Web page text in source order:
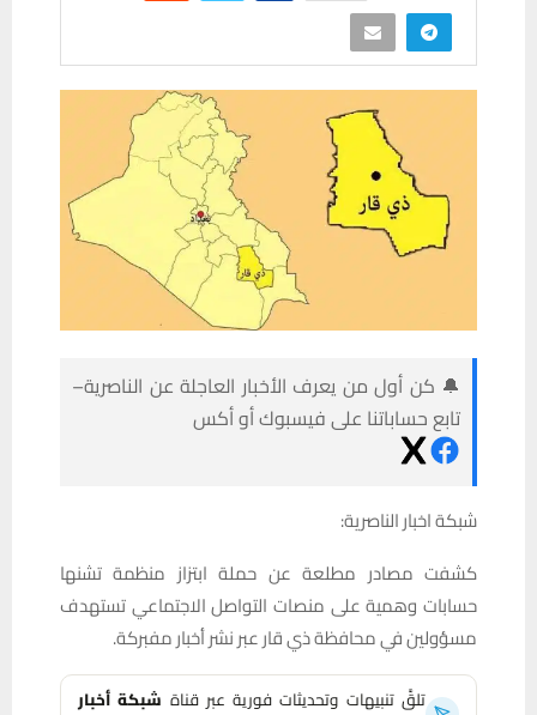
🔔 كن أول من يعرف الأخبار العاجلة عن الناصرية–
تابع حساباتنا على فيسبوك أو أكس
شبكة اخبار الناصرية:
كشفت مصادر مطلعة عن حملة ابتزاز منظمة تشنها
حسابات وهمية على منصات التواصل الاجتماعي تستهدف
مسؤولين في محافظة ذي قار عبر نشر أخبار مفبركة.
تلقَّ تنبيهات وتحديثات فورية عبر قناة شبكة أخبار